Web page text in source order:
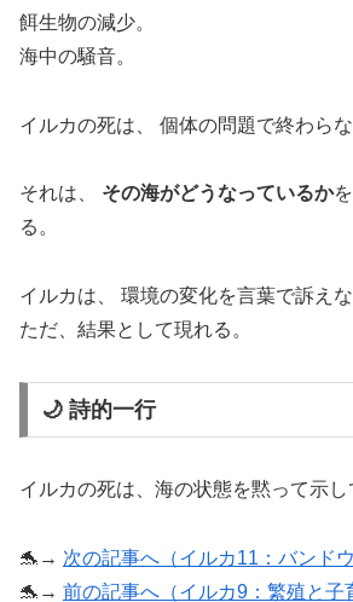
餌生物の減少。
海中の騒音。
イルカの死は、 個体の問題で終わらな
それは、 その海がどうなっているか
る。
イルカは、 環境の変化を言葉で訴えな
ただ、結果として現れる。
🌙 詩的一行
イルカの死は、海の状態を黙って示し
🐬→ 次の記事へ（イルカ11：バンドウ
🐬→ 前の記事へ（イルカ9：繁殖と子